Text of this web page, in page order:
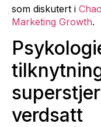
som diskutert i
Marketing Growth.
verdsatt